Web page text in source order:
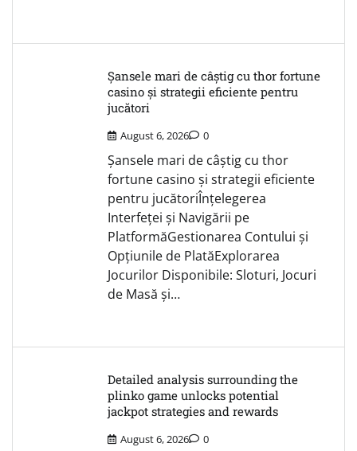
Șansele mari de câștig cu thor fortune
casino și strategii eficiente pentru
jucători
August 6, 2026 0
Șansele mari de câștig cu thor
fortune casino și strategii eficiente
pentru jucătoriÎnțelegerea
Interfeței și Navigării pe
PlatformăGestionarea Contului și
Opțiunile de PlatăExplorarea
Jocurilor Disponibile: Sloturi, Jocuri
de Masă și…
Detailed analysis surrounding the
plinko game unlocks potential
jackpot strategies and rewards
August 6, 2026 0